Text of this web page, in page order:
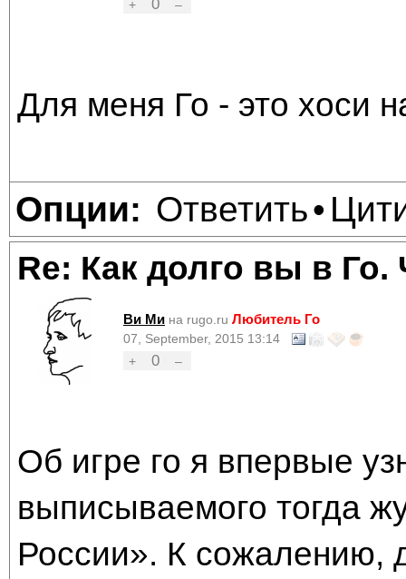
+
0 –
Для меня Го - это хоси
Опции: Ответить•
Re: Как долго вы в
Ви Ми на rugo.ru Любитель Го
07, September, 2015 13:14
+
0 –
Об игре го я впервые
выписываемого тогда
России». К сожалению,